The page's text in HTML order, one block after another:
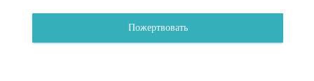
Пожертвовать